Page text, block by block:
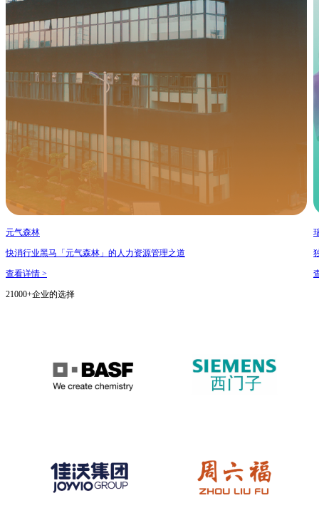
元气森林
快消行业黑马「元气森林」的人力资源管理之道
查看详情 >
21000+企业的选择